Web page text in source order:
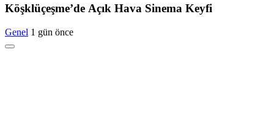
Köşklüçeşme’de Açık Hava Sinema Keyfi
Genel 1 gün önce